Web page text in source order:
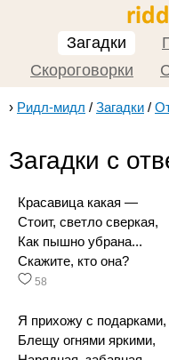
Загадки
Скороговорки
› Ридл-мидл / Загадки /
Загадки с
Красавица какая —
Стоит, светло сверкая,
Как пышно убрана...
Скажите, кто она?
58
Я прихожу с подарками,
Блещу огнями яркими,